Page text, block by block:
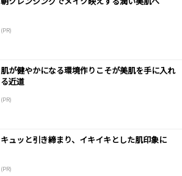
(PR)
肌が健やかになる環境作りこそが美肌を手に入れ
る近道
(PR)
キュッと引き締まり、イキイキとした肌印象に
(PR)